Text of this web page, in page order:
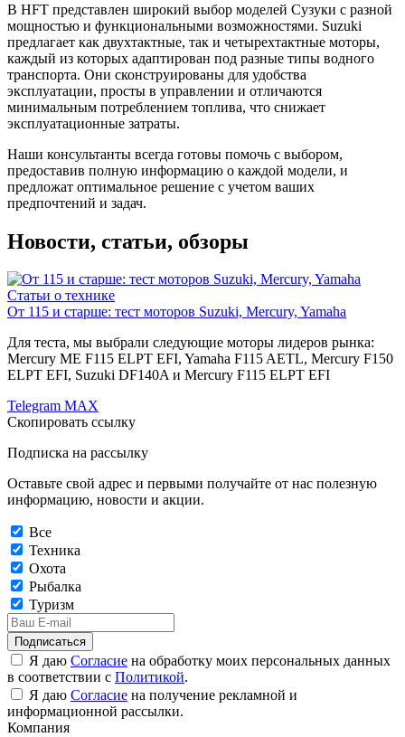
В HFT представлен широкий выбор моделей Сузуки с разной
мощностью и функциональными возможностями. Suzuki
предлагает как двухтактные, так и четырехтактные моторы,
каждый из которых адаптирован под разные типы водного
транспорта. Они сконструированы для удобства
эксплуатации, просты в управлении и отличаются
минимальным потреблением топлива, что снижает
эксплуатационные затраты.
Наши консультанты всегда готовы помочь с выбором,
предоставив полную информацию о каждой модели, и
предложат оптимальное решение с учетом ваших
предпочтений и задач.
Новости, статьи, обзоры
Статьи о технике
От 115 и старше: тест моторов Suzuki, Mercury, Yamaha
Для теста, мы выбрали следующие моторы лидеров рынка:
Mercury ME F115 ELPT EFI, Yamaha F115 AETL, Mercury F150
ELPT EFI, Suzuki DF140A и Mercury F115 ELPT EFI
Telegram MAX
Скопировать ссылку
Подписка на рассылку
Оставьте свой адрес и первыми получайте от нас полезную
информацию, новости и акции.
Все
Техника
Охота
Рыбалка
Туризм
Подписаться
Я даю Согласие на обработку моих персональных данных
в соответствии с Политикой.
Я даю Согласие на получение рекламной и
информационной рассылки.
Компания